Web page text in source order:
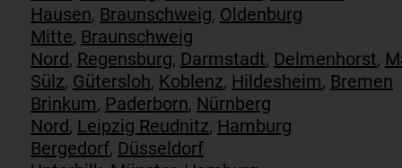
Hausen, Braunschweig, Oldenburg
Mitte, Braunschweig
Nord, Regensburg, Darmstadt, Delmenhorst,
Sülz, Gütersloh, Koblenz, Hildesheim, Bremen
Brinkum, Paderborn, Nürnberg
Nord, Leipzig Reudnitz, Hamburg
Bergedorf, Düsseldorf